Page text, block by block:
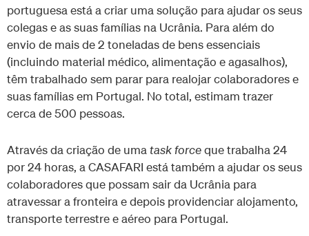
portuguesa está a criar uma solução para ajudar os seus
colegas e as suas famílias na Ucrânia. Para além do
envio de mais de 2 toneladas de bens essenciais
(incluindo material médico, alimentação e agasalhos),
têm trabalhado sem parar para realojar colaboradores e
suas famílias em Portugal. No total, estimam trazer
cerca de 500 pessoas.
Através da criação de uma task forceque trabalha 24
por 24 horas, a CASAFARI está também a ajudar os seus
colaboradores que possam sair da Ucrânia para
atravessar a fronteira e depois providenciar alojamento,
transporte terrestre e aéreo para Portugal.